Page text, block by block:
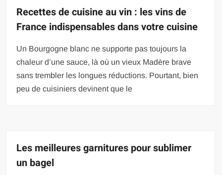
Recettes de cuisine au vin : les vins de
France indispensables dans votre cuisine
Un Bourgogne blanc ne supporte pas toujours la
chaleur d’une sauce, là où un vieux Madère brave
sans trembler les longues réductions. Pourtant, bien
peu de cuisiniers devinent que le
Les meilleures garnitures pour sublimer
un bagel